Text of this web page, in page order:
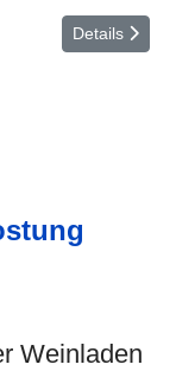
Details
Weinladen